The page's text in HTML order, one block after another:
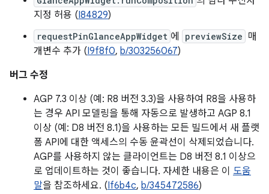
지정 허용 (I84829)
requestPinGlanceAppWidget 에 previewSize 매
개변수 추가 (I9f8f0, b/303256067)
버그 수정
AGP 7.3 이상 (예: R8 버전 3.3)을 사용하여 R8을 사용하
는 경우 API 모델링을 통해 자동으로 발생하고 AGP 8.1
이상 (예: D8 버전 8.1)을 사용하는 모든 빌드에서 새 플랫
폼 API에 대한 액세스의 수동 윤곽선이 삭제되었습니다.
AGP를 사용하지 않는 클라이언트는 D8 버전 8.1 이상으
로 업데이트하는 것이 좋습니다. 자세한 내용은 이 도움
말을 참조하세요. (If6b4c, b/345472586)